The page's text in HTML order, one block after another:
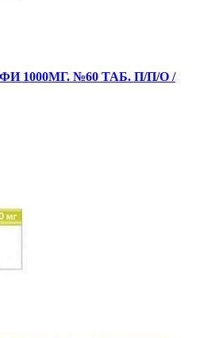
1000МГ. №60 ТАБ. П/П/О /